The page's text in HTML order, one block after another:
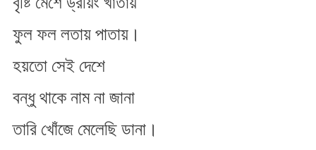
ফুল ফল লতায় পাতায়।
হ​য়তো সেই দেশে
বন্ধু থাকে নাম না জানা
তারি খোঁজে মেলেছি ডানা।